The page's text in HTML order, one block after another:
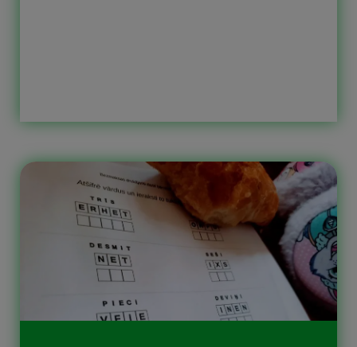
Bright Ideas 1 mācību grāmatas
Starter nodaļai. Kam domātas šīs
printējamas darba lapas bērniem
Galvenokārt šīs darba lapas domātas
sākumskolai, pirmajai klasei un […]